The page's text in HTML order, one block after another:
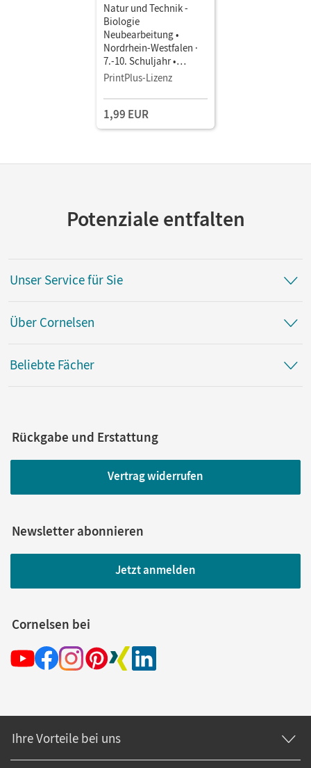
Natur und Technik -
Biologie
Neubearbeitung •
Nordrhein-Westfalen ·
7.-10. Schuljahr •
Schulbuch als E-Book
PrintPlus-Lizenz
1,99 EUR
Potenziale entfalten
Unser Service für Sie
Über Cornelsen
Beliebte Fächer
Rückgabe und Erstattung
Vertrag widerrufen
Newsletter abonnieren
Jetzt anmelden
Cornelsen bei
Ihre Vorteile bei uns